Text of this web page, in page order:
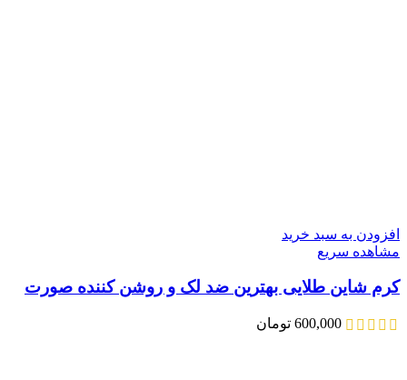
افزودن به سبد خرید
مشاهده سریع
کرم شاین طلایی بهترین ضد لک و روشن کننده صورت
600,000 تومان